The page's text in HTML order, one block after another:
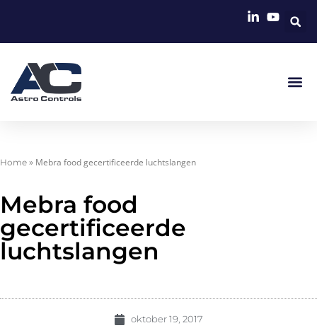
Home » Mebra food gecertificeerde luchtslangen
Mebra food
gecertificeerde
luchtslangen
oktober 19, 2017